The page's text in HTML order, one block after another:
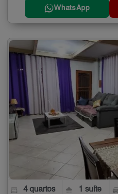
WhatsApp
4 quartos 1 suíte